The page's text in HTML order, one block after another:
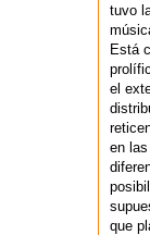
tuvo
Está
el
en
que